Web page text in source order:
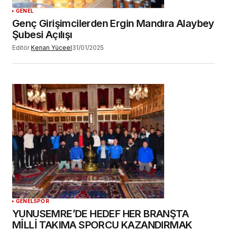
GENEL
Genç Girişimcilerden Ergin Mandıra Alaybey
Şubesi Açılışı
Editör Kenan Yüceel31/01/2025
GENELSPOR
YUNUSEMRE’DE HEDEF HER BRANŞTA
MİLLİ TAKIMA SPORCU KAZANDIRMAK